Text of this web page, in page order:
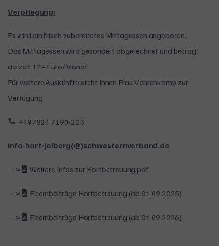
Verpflegung:
Es wird ein frisch zubereitetes Mittagessen angeboten.
Das Mittagessen wird gesondert abgerechnet und beträgt
derzeit 124 Euro/Monat.
Für weitere Auskünfte steht Ihnen Frau Vehrenkamp zur
Verfügung
+497824 7190-203
info-hort-jolberg(@)schwesternverband.de
—> Weitere Infos zur Hortbetreuung.pdf
—> Elternbeiträge Hortbetreuung (ab 01.09.2025)
—> Elternbeiträge Hortbetreuung (ab 01.09.2026)